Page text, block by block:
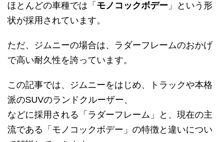
ほとんどの車種では「 モノコックボデー 」という形
状が採用されています。
ただ、ジムニーの場合は、ラダーフレームのおかげ
で高い耐久性を誇っています。
この記事では、ジムニーをはじめ、トラックや本格
派のSUVのランドクルーザー、
などに採用される「ラダーフレーム」と、現在の主
流である「モノコックボデー」の特徴と違いについ